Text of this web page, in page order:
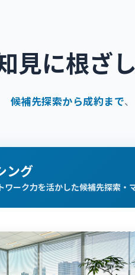
見に根ざし
候補先探索から成約まで
ング
ワーク力を活かした候補先探索・